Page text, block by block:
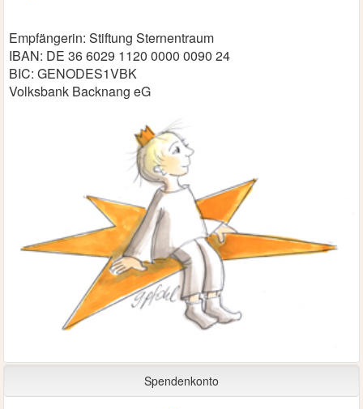
Empfängerin: Stiftung Sternentraum
IBAN: DE 36 6029 1120 0000 0090 24
BIC: GENODES1VBK
Volksbank Backnang eG
Spendenkonto